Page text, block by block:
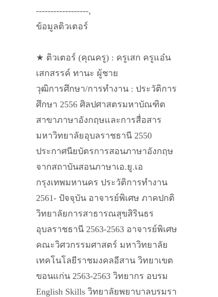
------------------,
ข้อมูลติวเตอร์
★ ติวเตอร์ (คุณครู) : ครูเสก ครูแอ๋น
เสกสรรค์ ทานะ ผู้ชาย
วุฒิการศึกษา/การทำงาน : ประวัติการ
ศึกษา 2556 ศิลปศาสตรมหาบัณฑิต
สาขาภาษาอังกฤษและการสื่อสาร
มหาวิทยาลัยอุบลราชธานี 2550
ประกาศนียบัตรการสอนภาษาอังกฤษ
จากสถาบันสอนภาษาเอ.ยู.เอ
กรุงเทพมหานคร ประวัติการทำงาน
2561- ปัจจุบัน อาจารย์พิเศษ ภาคปกติ
วิทยาลัยการสาธารณสุขสิรินธร
อุบลราชธานี 2563-2563 อาจารย์พิเศษ
คณะวิศวกรรมศาสตร์ มหาวิทยาลัย
เทคโนโลยีราชมงคลอีสาน วิทยาเขต
ขอนแก่น 2563-2563 วิทยากร อบรม
English Skills วิทยาลัยพยาบาลบรมรา